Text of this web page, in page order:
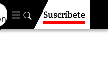
Suscríbete